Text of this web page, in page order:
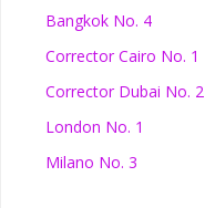
Bangkok No. 4
Corrector Cairo No. 1
Corrector Dubai No. 2
London No. 1
Milano No. 3